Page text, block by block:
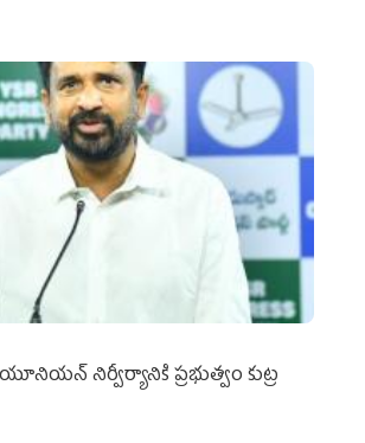
నిర్వీర్యానికి ప్రభుత్వం కుట్ర